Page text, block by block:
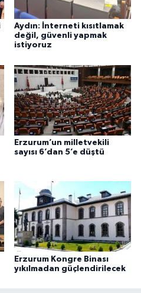
Aydın: İnterneti kısıtlamak
değil, güvenli yapmak
istiyoruz
Erzurum’un milletvekili
sayısı 6’dan 5’e düştü
Erzurum Kongre Binası
yıkılmadan güçlendirilecek